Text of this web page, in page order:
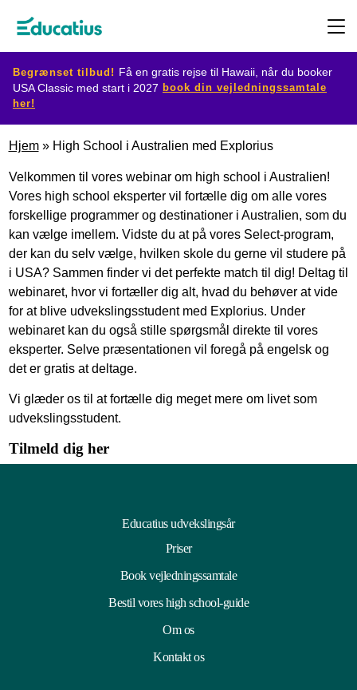
Begrænset tilbud! Få en gratis rejse til Hawaii, når du booker
USA Classic med start i 2027 book din vejledningssamtale
her!
Udvekslingsprogram
Planlæg
din
udveksling
Bliv
værtsfamilie
Hjem» High School i Australien med Explorius
Velkommen til vores webinar om high school i Australien!
Vores high school eksperter vil fortælle dig om alle vores
forskellige programmer og destinationer i Australien, som du
kan vælge imellem. Vidste du at på vores Select-program,
der kan du selv vælge, hvilken skole du gerne vil studere på
i USA? Sammen finder vi det perfekte match til dig! Deltag til
webinaret, hvor vi fortæller dig alt, hvad du behøver at vide
for at blive udvekslingsstudent med Explorius. Under
webinaret kan du også stille spørgsmål direkte til vores
eksperter. Selve præsentationen vil foregå på engelsk og
det er gratis at deltage.
Vi glæder os til at fortælle dig meget mere om livet som
udvekslingsstudent.
Tilmeld dig her
Educatius udvekslingsår
Priser
Book vejledningssamtale
Bestil vores high school-guide
Om os
Kontakt os